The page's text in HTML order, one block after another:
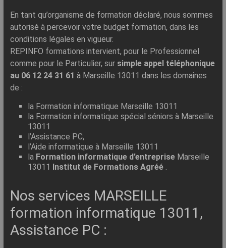
En tant qu’organisme de formation déclaré, nous sommes
autorisé à percevoir votre budget formation, dans les
conditions légales en vigueur.
REPINFO formations intervient, pour le Professionnel
comme pour le Particulier, sur simple appel téléphonique
au 06 12 24 31 61 à Marseille 13011 dans les domaines
de :
la Formation informatique Marseille 13011
la Formation informatique spécial séniors à Marseille
13011
l’Assistance PC,
l’Aide informatique à Marseille 13011
la Formation informatique d’entrepriseMarseille
13011 Institut de Formations Agréé .
Nos services MARSEILLE
formation informatique 13011,
Assistance PC :